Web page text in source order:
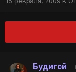
Будигой